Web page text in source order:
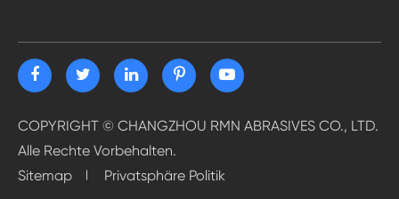
COPYRIGHT © CHANGZHOU RMN ABRASIVES CO., LTD.
Alle Rechte Vorbehalten.
Sitemap
Privatsphäre Politik